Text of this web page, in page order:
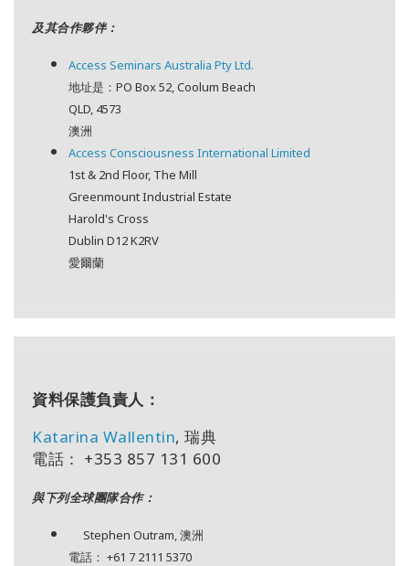
地
及其合作夥伴：
Access Seminars Australia Pty Ltd.
地址是：PO Box 52, Coolum Beach
QLD, 4573
澳洲
Access Consciousness International Limited
1st & 2nd Floor, The Mill
Greenmount Industrial Estate
Harold's Cross
Dublin D12 K2RV
愛爾蘭
資料保護負責人：
Katarina Wallentin, 瑞典
電話： +353 857 131 600
與下列全球團隊合作：
Stephen Outram, 澳洲
電話： +61 7 2111 5370